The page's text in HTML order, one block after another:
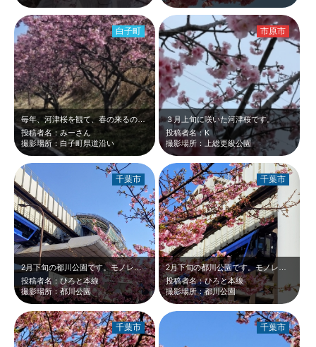
毎年、河津桜を観て、春の来るのを楽しみにしています。
投稿者名：みーさん
撮影場所：白子町県道沿い
白子町
３月上旬に咲いた河津桜です。
投稿者名：K
撮影場所：上総更級公園
市原市
2月下旬の都川公園です。モノレール県庁前駅に入腺するアーバンライナーと河津桜を…
投稿者名：ひろと本線
撮影場所：都川公園
千葉市
投稿者名：ひろと本線
撮影場所：都川公園
千葉市
千葉市 千葉市